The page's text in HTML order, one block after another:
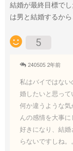
結婚が最終目標で
は男と結婚するから
5
240505 2年前
私はバイではな
婚したいと思っ
何か違うような気
んの感情を大事
好きになり、結
らないですしね。